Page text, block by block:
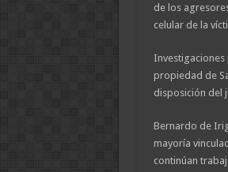
de los
celular de la
propiedad de
disposición del
Bernardo de
mayoría
continúan